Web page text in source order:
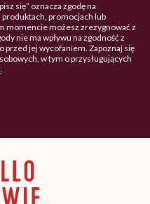
się” oznacza zgodę na
promocjach lub
momencie możesz zrezygnować z
nie ma wpływu na zgodność z
jej wycofaniem. Zapoznaj się
w tym o przysługujących
.